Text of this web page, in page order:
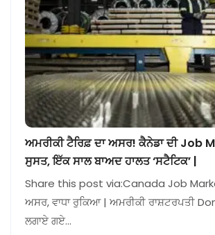
ਅਮਰੀਕੀ ਟੈਰਿਫ਼ ਦਾ ਅਸਰ! ਕੈਨੇਡਾ ਦੀ Job
ਸੁਸਤ, ਇੱਕ ਸਾਲ ਬਾਅਦ ਹਾਲਤ ‘ਸਟੈਟਿਕ’ |
Share this post via:Canada Job
ਅਸਰ, ਵਾਧਾ ਰੁਕਿਆ | ਅਮਰੀਕੀ ਰਾਸ਼ਟਰਪਤੀ
ਲਗਾਏ ਗਏ…